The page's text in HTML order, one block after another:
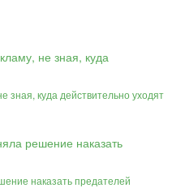
зная, куда действительно уходят
наказать предателей